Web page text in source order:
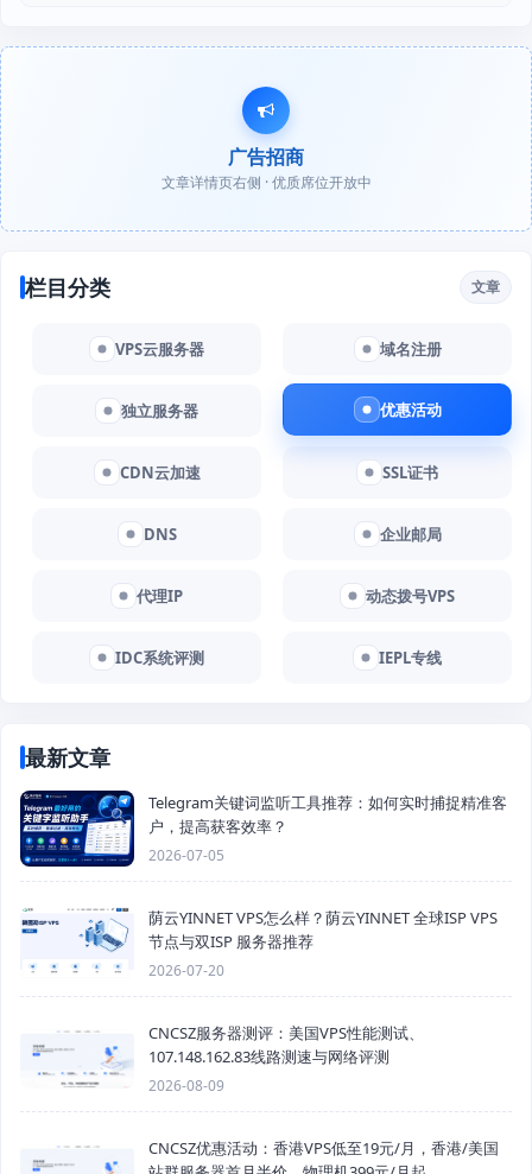
广告招商
文章详情页右侧 · 优质席位开放中
栏目分类 文章
VPS云服务器 域名注册
独立服务器 优惠活动
CDN云加速 SSL证书
DNS 企业邮局
代理IP 动态拨号VPS
IDC系统评测 IEPL专线
最新文章
Telegram关键词监听工具推荐：如何实时捕捉精准客
户，提高获客效率？
2026-07-05
荫云YINNET VPS怎么样？荫云YINNET 全球ISP VPS
节点与双ISP 服务器推荐
2026-07-20
CNCSZ服务器测评：美国VPS性能测试、
107.148.162.83线路测速与网络评测
2026-08-09
CNCSZ优惠活动：香港VPS低至19元/月，香港/美国